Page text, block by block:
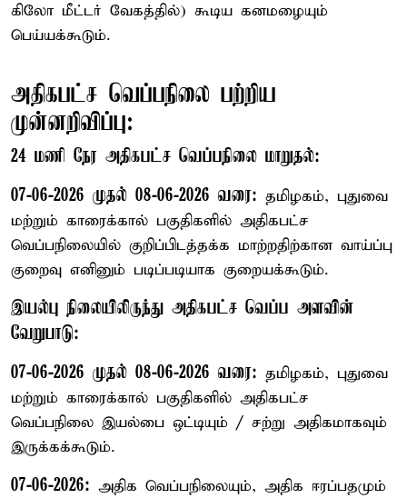
கிலோ மீட்டர் வேகத்தில்) கூடிய கனமழையும்
பெய்யக்கூடும்.
அதிகபட்ச வெப்பநிலை பற்றிய
முன்னறிவிப்பு:
24 மணி நேர அதிகபட்ச வெப்பநிலை மாறுதல்:
07-06-2026 முதல் 08-06-2026 வரை: தமிழகம், புதுவை
மற்றும் காரைக்கால் பகுதிகளில் அதிகபட்ச
வெப்பநிலையில் குறிப்பிடத்தக்க மாற்றதிற்கான வாய்ப்பு
குறைவு எனினும் படிப்படியாக குறையக்கூடும்.
இயல்பு நிலையிலிருந்து அதிகபட்ச வெப்ப அளவின்
வேறுபாடு:
07-06-2026 முதல் 08-06-2026 வரை: தமிழகம், புதுவை
மற்றும் காரைக்கால் பகுதிகளில் அதிகபட்ச
வெப்பநிலை இயல்பை ஒட்டியும் / சற்று அதிகமாகவும்
இருக்கக்கூடும்.
07-06-2026: அதிக வெப்பநிலையும், அதிக ஈரப்பதமும்